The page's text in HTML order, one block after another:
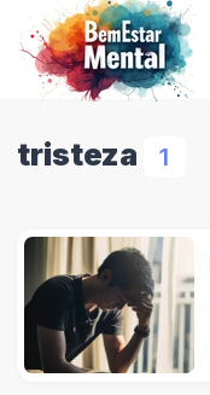
tristeza 1